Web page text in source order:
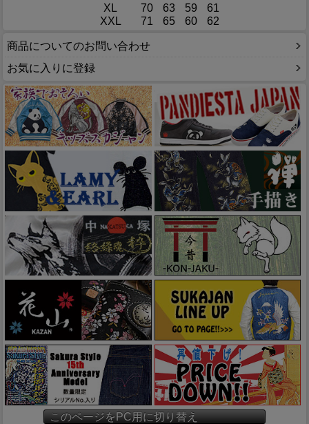
XL
70 63 59
61
XXL
71 65 60 62
商品についてのお問い合わせ
お気に入りに登録
このページをPC用に切り替え